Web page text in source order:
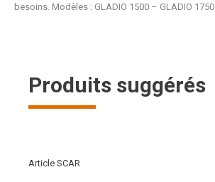
besoins. Modèles : GLADIO 1500 – GLADIO 1750
Produits suggérés
Article SCAR